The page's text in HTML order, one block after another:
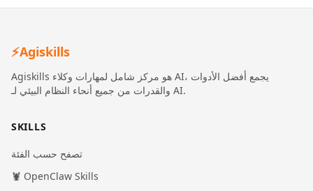
⚡Agiskills
Agiskills هو مركز شامل لمهارات وكلاء AI، يجمع أفضل الأدوات
والقدرات من جميع أنحاء النظام البيئي لـ AI.
SKILLS
تصفح حسب الفئة
🦞 OpenClaw Skills